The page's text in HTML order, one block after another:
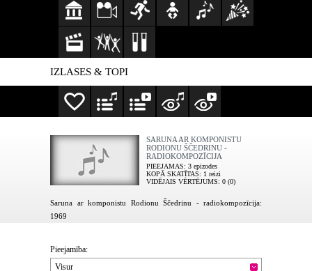
IZLASES & TOPI
SARUNA AR KOMPONISTU
RODIONU ŠČEDRINU -
RADIOKOMPOZĪCIJA
PIEEJAMAS: 3 epizodes
KOPĀ SKATĪTAS: 1 reizi
VIDĒJAIS VĒRTĒJUMS: 0 (0)
Saruna ar komponistu Rodionu Ščedrinu - radiokompozīcija:
1969
Pieejamība:
Visur